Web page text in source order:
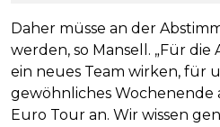
Daher müsse an der
werden, so Mansell. „Für
ein neues Team wirken, für
gewöhnliches Wochenende
Euro Tour an. Wir wissen